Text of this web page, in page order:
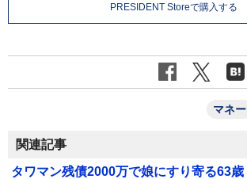
PRESIDENT Storeで購入する
マネー
関連記事
タワマン残債2000万で娘にすり寄る63歳